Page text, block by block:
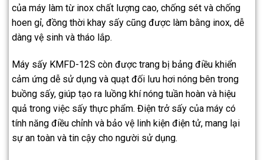
của máy làm từ inox chất lượng cao, chống sét và chống
hoen gỉ, đồng thời khay sấy cũng được làm bằng inox, dễ
dàng vệ sinh và tháo lắp.
Máy sấy KMFD-12S còn được trang bị bảng điều khiển
cảm ứng dễ sử dụng và quạt đối lưu hơi nóng bên trong
buồng sấy, giúp tạo ra luồng khí nóng tuần hoàn và hiệu
quả trong việc sấy thực phẩm. Điện trở sấy của máy có
tính năng điều chỉnh và bảo vệ linh kiện điện tử, mang lại
sự an toàn và tin cậy cho người sử dụng.